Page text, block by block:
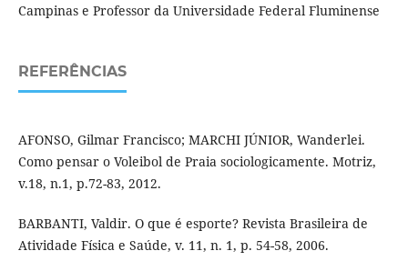
Campinas e Professor da Universidade Federal Fluminense
REFERÊNCIAS
AFONSO, Gilmar Francisco; MARCHI JÚNIOR, Wanderlei.
Como pensar o Voleibol de Praia sociologicamente. Motriz,
v.18, n.1, p.72-83, 2012.
BARBANTI, Valdir. O que é esporte? Revista Brasileira de
Atividade Física e Saúde, v. 11, n. 1, p. 54-58, 2006.